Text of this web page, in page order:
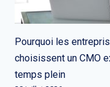
Pourquoi les
choisissent un CMO
temps plein